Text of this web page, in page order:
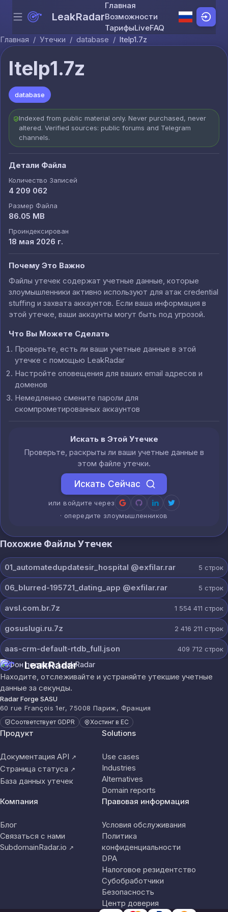
Skip to content
Menu LeakRadar
Главная
Возможности
ТарифыLiveFAQ
Главная / Утечки / database / ltelp1.7z
ltelp1.7z
database
Indexed from public material only. Never purchased, never
altered. Verified sources: public forums and Telegram
channels.
Детали Файла
Количество Записей
4 209 062
Размер Файла
86.05 MB
Проиндексирован
18 мая 2026 г.
Почему Это Важно
Файлы утечек содержат учетные данные, которые
злоумышленники активно используют для атак credential
stuffing и захвата аккаунтов. Если ваша информация в
этой утечке, ваши аккаунты могут быть под угрозой.
Что Вы Можете Сделать
Проверьте, есть ли ваши учетные данные в этой
утечке с помощью LeakRadar
Настройте оповещения для ваших email адресов и
доменов
Немедленно смените пароли для
скомпрометированных аккаунтов
Искать в Этой Утечке
Проверьте, раскрыты ли ваши учетные данные в
этом файле утечки.
Искать Сейчас
или войдите через
· опередите злоумышленников
Похожие Файлы Утечек
01_automatedupdatesir_hospital @exfilar.rar 5 строк
06_blurred-195721_dating_app @exfilar.rar 5 строк
avsl.com.br.7z 1 554 411 строк
gosuslugi.ru.7z 2 416 211 строк
aas-crm-default-rtdb_full.json 409 712 строк
LeakRadar
Находите, отслеживайте и устраняйте утекшие учетные
данные за секунды.
Radar Forge SASU
60 rue François 1er, 75008 Париж, Франция
Соответствует GDPR Хостинг в ЕС
Продукт
Документация API ↗
Страница статуса ↗
База данных утечек
Solutions
Use cases
Industries
Alternatives
Domain reports
Компания
Блог
Связаться с нами
SubdomainRadar.io ↗
Правовая информация
Условия обслуживания
Политика
конфиденциальности
DPA
Налоговое резидентство
Субобработчики
Безопасность
Центр доверия